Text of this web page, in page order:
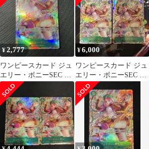
¥2,777
ワンピースカード ジュ
エリー・ボニーSEC パ
ラレル OP12-118 師弟
の絆
¥6,000
ワンピースカード ジュ
エリー・ボニーSEC パ
ラレル OP12-118 師弟
の絆